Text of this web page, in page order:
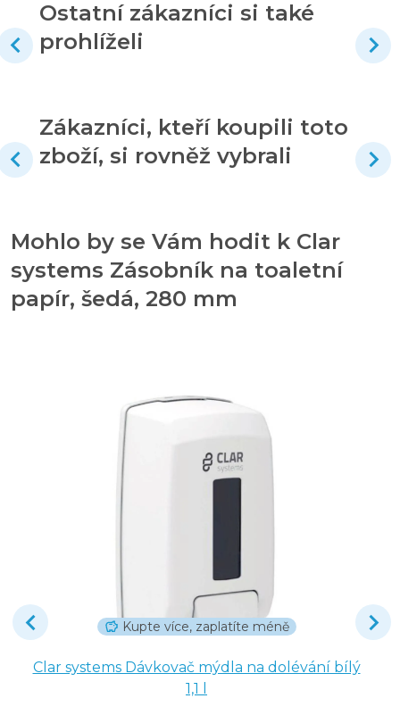
Ostatní zákazníci si také
prohlíželi
Zákazníci, kteří koupili toto
zboží, si rovněž vybrali
Mohlo by se Vám hodit k Clar
systems Zásobník na toaletní
papír, šedá, 280 mm
Kupte více, zaplatíte méně
Clar systems Dávkovač mýdla na dolévání bílý
1,1 l